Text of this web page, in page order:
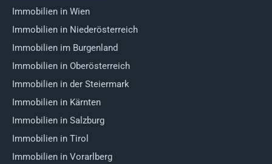
Immobilien in Wien
Immobilien in Niederösterreich
Immobilien im Burgenland
Immobilien in Oberösterreich
Immobilien in der Steiermark
Immobilien in Kärnten
Immobilien in Salzburg
Immobilien in Tirol
Immobilien in Vorarlberg